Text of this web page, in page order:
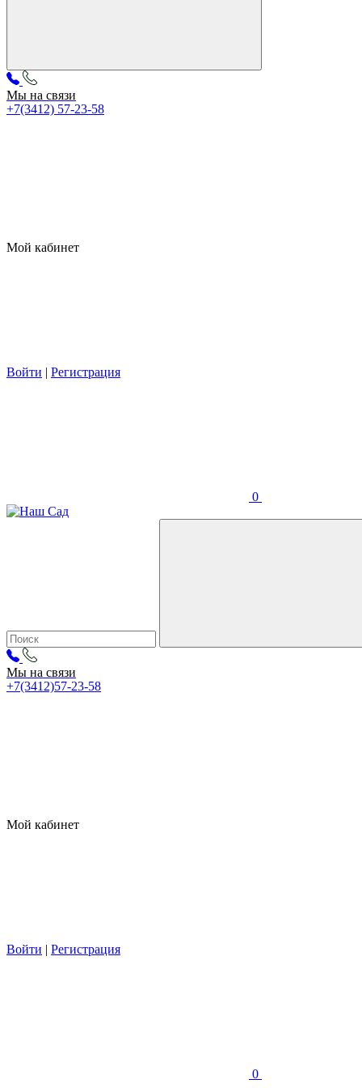
Мы на связи
+7(3412) 57-23-58
Мой кабинет
Войти | Регистрация
0
Мы на связи
+7(3412)57-23-58
Мой кабинет
Войти | Регистрация
0